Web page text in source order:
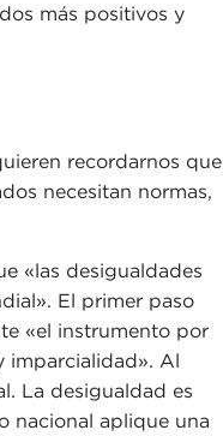
más positivos y
recordarnos que
necesitan normas,
«las desigualdades
El primer paso
«el instrumento por
imparcialidad». Al
La desigualdad es
nacional aplique una